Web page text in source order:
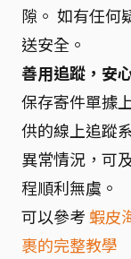
隙。 如有任何
送安全。
善用追蹤，安
保存寄件單據
供的線上追蹤
異常情況，可
程順利無虞。
可以參考蝦皮
裹的完整教學